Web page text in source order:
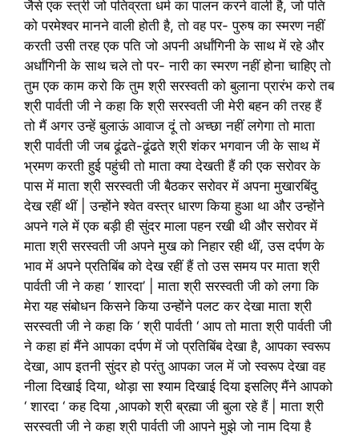
जैसे एक स्त्री जो पतिव्रता धर्म का पालन करने वाली है, जो पति
को परमेश्वर मानने वाली होती है, तो वह पर- पुरुष का स्मरण नहीं
करती उसी तरह एक पति जो अपनी अर्धांगिनी के साथ में रहे और
अर्धांगिनी के साथ चले तो पर- नारी का स्मरण नहीं होना चाहिए तो
तुम एक काम करो कि तुम श्री सरस्वती को बुलाना प्रारंभ करो तब
श्री पार्वती जी ने कहा कि श्री सरस्वती जी मेरी बहन की तरह हैं
तो मैं अगर उन्हें बुलाऊं आवाज दूं तो अच्छा नहीं लगेगा तो माता
श्री पार्वती जी जब ढूंढते-ढूंढते श्री शंकर भगवान जी के साथ में
भ्रमण करती हुई पहुंची तो माता क्या देखती हैं की एक सरोवर के
पास में माता श्री सरस्वती जी बैठकर सरोवर में अपना मुखारबिंदु
देख रहीं थीं | उन्होंने श्वेत वस्त्र धारण किया हुआ था और उन्होंने
अपने गले में एक बड़ी ही सुंदर माला पहन रखी थी और सरोवर में
माता श्री सरस्वती जी अपने मुख को निहार रही थीं, उस दर्पण के
भाव में अपने प्रतिबिंब को देख रहीं हैं तो उस समय पर माता श्री
पार्वती जी ने कहा ‘ शारदा’ | माता श्री सरस्वती जी को लगा कि
मेरा यह संबोधन किसने किया उन्होंने पलट कर देखा माता श्री
सरस्वती जी ने कहा कि ‘ श्री पार्वती ‘ आप तो माता श्री पार्वती जी
ने कहा हां मैंने आपका दर्पण में जो प्रतिबिंब देखा है, आपका स्वरूप
देखा, आप इतनी सुंदर हो परंतु आपका जल में जो स्वरूप देखा वह
नीला दिखाई दिया, थोड़ा सा श्याम दिखाई दिया इसलिए मैंने आपको
‘ शारदा ‘ कह दिया ,आपको श्री ब्रह्मा जी बुला रहे हैं | माता श्री
सरस्वती जी ने कहा श्री पार्वती जी आपने मुझे जो नाम दिया है